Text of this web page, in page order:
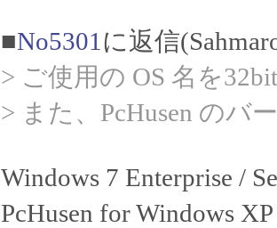
■No5301 に返信
> ご使用の OS 名を
> また、PcHusen のバ
Windows 7 Enterprise /
PcHusen for Windows